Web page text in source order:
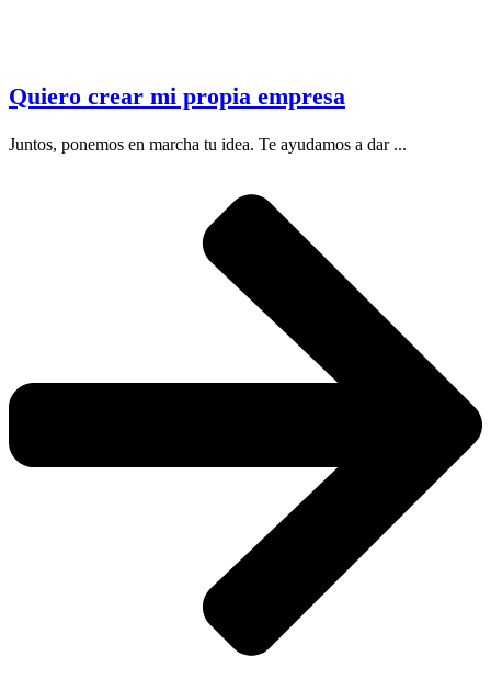
Quiero crear mi propia empresa
Juntos, ponemos en marcha tu idea. Te ayudamos a dar ...